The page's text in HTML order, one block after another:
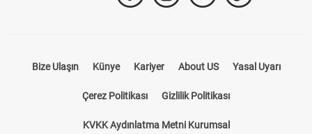
Bize Ulaşın Künye Kariyer About US Yasal Uyarı
Çerez Politikası Gizlilik Politikası
KVKK Aydınlatma Metni Kurumsal